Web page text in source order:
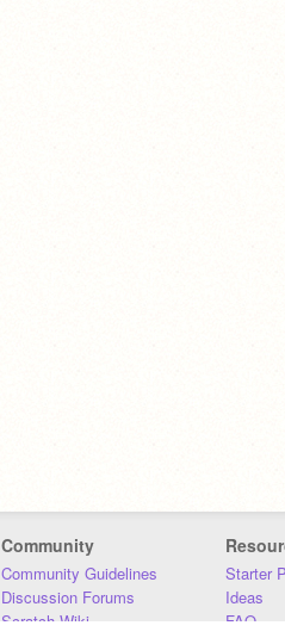
Community
Community Guidelines
Discussion Forums
Scratch Wiki
Starter
Ideas
FAQ